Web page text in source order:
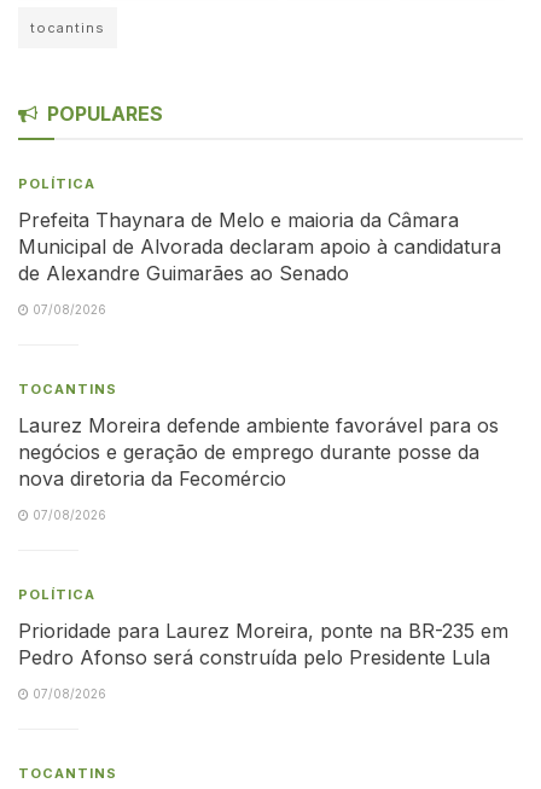
tocantins
POPULARES
POLÍTICA
Prefeita Thaynara de Melo e maioria da Câmara
Municipal de Alvorada declaram apoio à candidatura
de Alexandre Guimarães ao Senado
07/08/2026
TOCANTINS
Laurez Moreira defende ambiente favorável para os
negócios e geração de emprego durante posse da
nova diretoria da Fecomércio
07/08/2026
POLÍTICA
Prioridade para Laurez Moreira, ponte na BR-235 em
Pedro Afonso será construída pelo Presidente Lula
07/08/2026
TOCANTINS